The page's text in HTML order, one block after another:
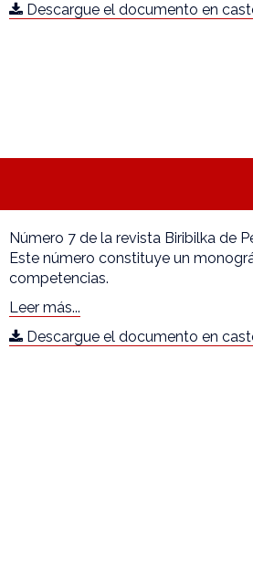
Descargue el documento en
Número 7 de la revista Biribilka de
Este número constituye un
competencias.
Leer más...
Descargue el documento en